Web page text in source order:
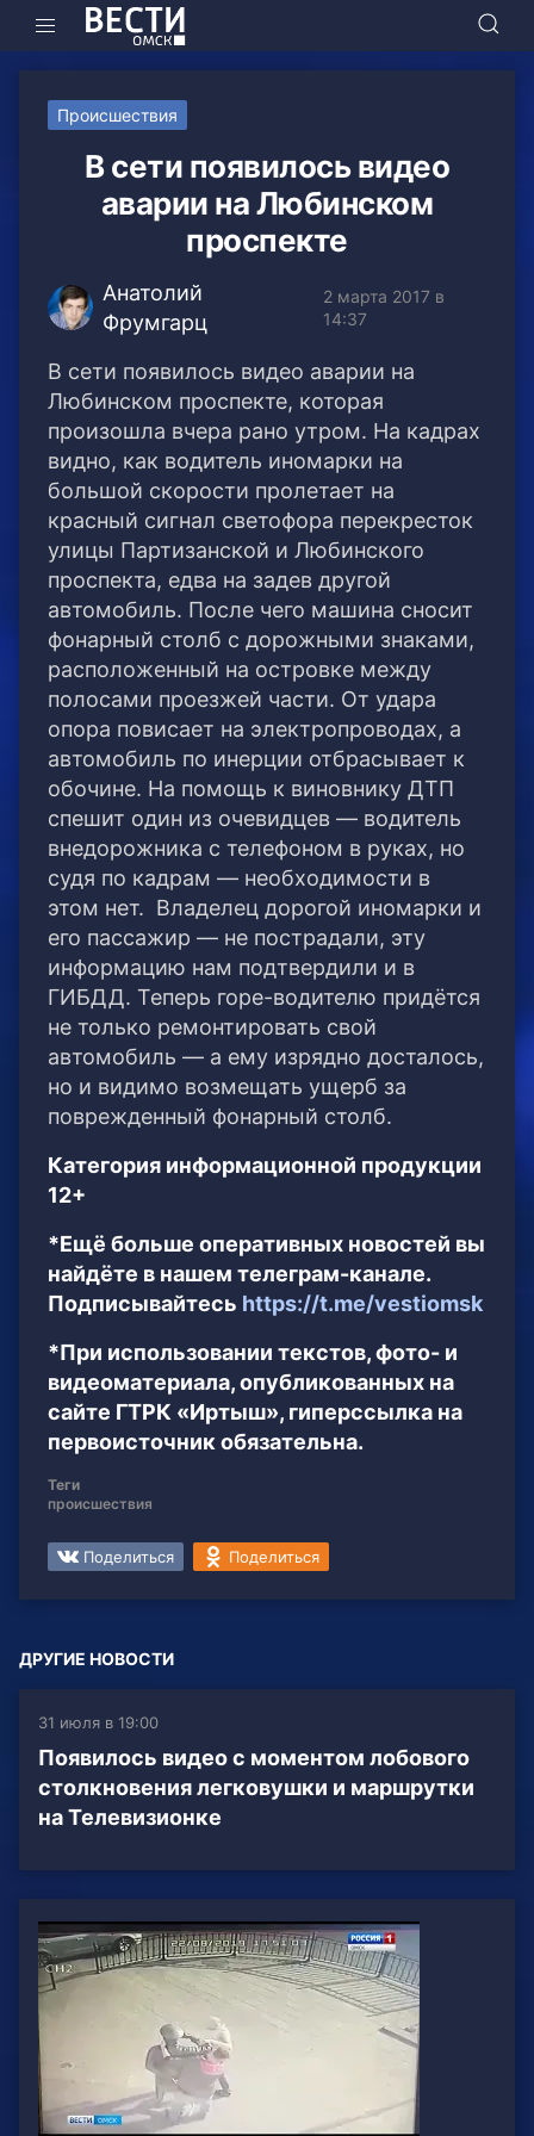
Происшествия
В сети появилось видео
аварии на Любинском
проспекте
Анатолий
Фрумгарц
2 марта 2017 в
14:37
В сети появилось видео аварии на
Любинском проспекте, которая
произошла вчера рано утром. На кадрах
видно, как водитель иномарки на
большой скорости пролетает на
красный сигнал светофора перекресток
улицы Партизанской и Любинского
проспекта, едва на задев другой
автомобиль. После чего машина сносит
фонарный столб с дорожными знаками,
расположенный на островке между
полосами проезжей части. От удара
опора повисает на электропроводах, а
автомобиль по инерции отбрасывает к
обочине. На помощь к виновнику ДТП
спешит один из очевидцев — водитель
внедорожника с телефоном в руках, но
судя по кадрам — необходимости в
этом нет. Владелец дорогой иномарки и
его пассажир — не пострадали, эту
информацию нам подтвердили и в
ГИБДД. Теперь горе-водителю придётся
не только ремонтировать свой
автомобиль — а ему изрядно досталось,
но и видимо возмещать ущерб за
поврежденный фонарный столб.
Категория информационной продукции
12+
*Ещё больше оперативных новостей вы
найдёте в нашем телеграм-канале.
Подписывайтесь https://t.me/vestiomsk
*При использовании текстов, фото- и
видеоматериала, опубликованных на
сайте ГТРК «Иртыш», гиперссылка на
первоисточник обязательна.
Теги
происшествия
Поделиться Поделиться
ДРУГИЕ НОВОСТИ
31 июля в 19:00
Появилось видео с моментом лобового
столкновения легковушки и маршрутки
на Телевизионке